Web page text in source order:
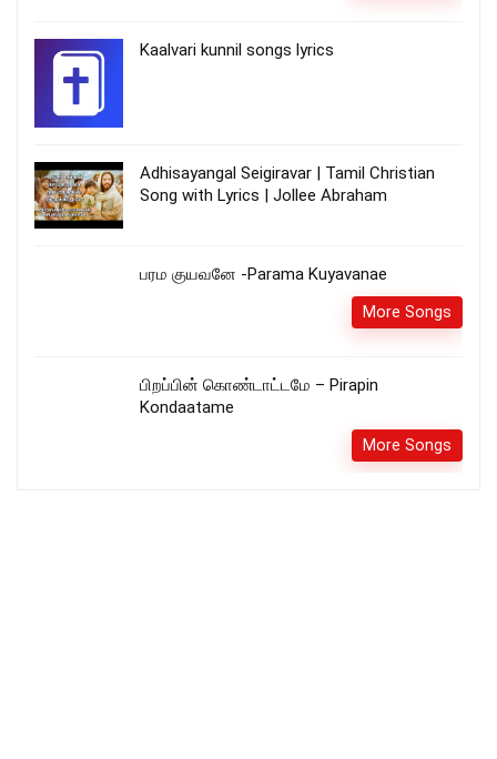
Kaalvari kunnil songs lyrics
Adhisayangal Seigiravar | Tamil Christian
Song with Lyrics | Jollee Abraham
பரம குயவனே -Parama Kuyavanae
More Songs
பிறப்பின் கொண்டாட்டமே – Pirapin
Kondaatame
More Songs